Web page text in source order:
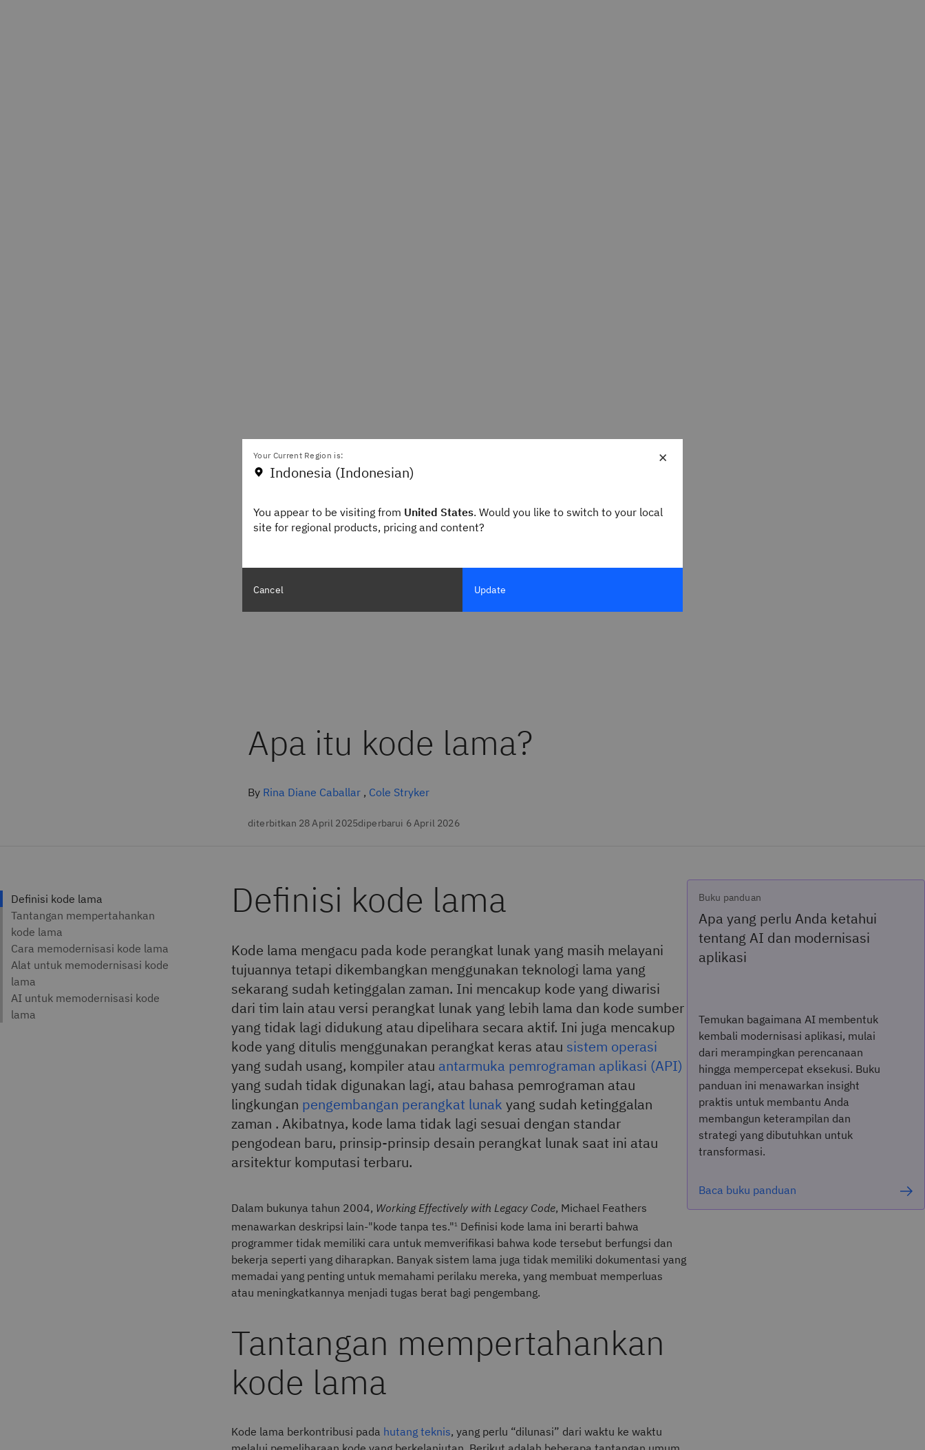
Apa itu kode lama?
By Rina Diane Caballar , Cole Stryker
diterbitkan 28 April 2025diperbarui 6 April 2026
Definisi kode lama
Kode lama mengacu pada kode perangkat lunak yang masih melayani
tujuannya tetapi dikembangkan menggunakan teknologi lama yang
sekarang sudah ketinggalan zaman. Ini mencakup kode yang diwarisi
dari tim lain atau versi perangkat lunak yang lebih lama dan kode sumber
yang tidak lagi didukung atau dipelihara secara aktif. Ini juga mencakup
kode yang ditulis menggunakan perangkat keras atau sistem operasi
yang sudah usang, kompiler atau antarmuka pemrograman aplikasi (API)
yang sudah tidak digunakan lagi, atau bahasa pemrograman atau
lingkungan pengembangan perangkat lunak yang sudah ketinggalan
zaman . Akibatnya, kode lama tidak lagi sesuai dengan standar
pengodean baru, prinsip-prinsip desain perangkat lunak saat ini atau
arsitektur komputasi terbaru.
Dalam bukunya tahun 2004, Working Effectively with Legacy Code, Michael Feathers
menawarkan deskripsi lain-"kode tanpa tes."1 Definisi kode lama ini berarti bahwa
programmer tidak memiliki cara untuk memverifikasi bahwa kode tersebut berfungsi dan
bekerja seperti yang diharapkan. Banyak sistem lama juga tidak memiliki dokumentasi yang
memadai yang penting untuk memahami perilaku mereka, yang membuat memperluas
atau meningkatkannya menjadi tugas berat bagi pengembang.
Tantangan mempertahankan
kode lama
Kode lama berkontribusi pada hutang teknis, yang perlu “dilunasi” dari waktu ke waktu
Buku panduan
Apa yang perlu Anda ketahui
tentang AI dan modernisasi
aplikasi
Temukan bagaimana AI membentuk
kembali modernisasi aplikasi, mulai
dari merampingkan perencanaan
hingga mempercepat eksekusi. Buku
panduan ini menawarkan insight
praktis untuk membantu Anda
membangun keterampilan dan
strategi yang dibutuhkan untuk
transformasi.
Baca buku panduan
×
Your Current Region is:
Indonesia (Indonesian)
You appear to be visiting from United States. Would you like to switch to your local
site for regional products, pricing and content?
Cancel Update